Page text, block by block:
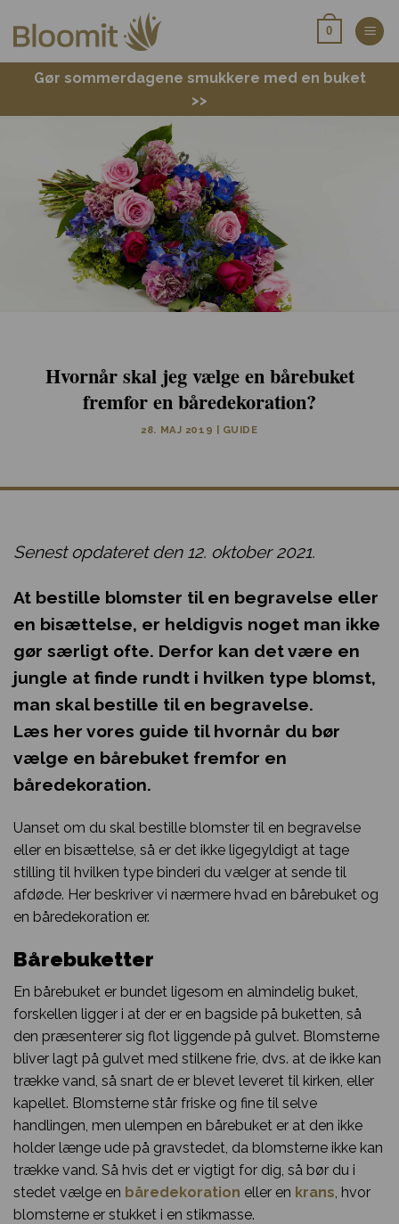
0
Gør sommerdagene smukkere med en buket
>>
Hvornår skal jeg vælge en bårebuket
fremfor en båredekoration?
28. MAJ 2019 GUIDE
Senest opdateret den 12. oktober 2021.
At bestille blomster til en begravelse eller
en bisættelse, er heldigvis noget man ikke
gør særligt ofte. Derfor kan det være en
jungle at finde rundt i hvilken type blomst,
man skal bestille til en begravelse.
Læs her vores guide til hvornår du bør
vælge en bårebuket fremfor en
båredekoration.
Uanset om du skal bestille blomster til en begravelse
eller en bisættelse, så er det ikke ligegyldigt at tage
stilling til hvilken type binderi du vælger at sende til
afdøde. Her beskriver vi nærmere hvad en bårebuket og
en båredekoration er.
Bårebuketter
En bårebuket er bundet ligesom en almindelig buket,
forskellen ligger i at der er en bagside på buketten, så
den præsenterer sig flot liggende på gulvet. Blomsterne
bliver lagt på gulvet med stilkene frie, dvs. at de ikke kan
trække vand, så snart de er blevet leveret til kirken, eller
kapellet. Blomsterne står friske og fine til selve
handlingen, men ulempen en bårebuket er at den ikke
holder længe ude på gravstedet, da blomsterne ikke kan
trække vand. Så hvis det er vigtigt for dig, så bør du i
stedet vælge en båredekoration eller en krans, hvor
blomsterne er stukket i en stikmasse.